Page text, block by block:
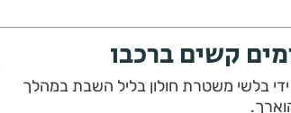
קשים ברכבו
ידי בלשי משטרת חולון בליל השבת במהלך